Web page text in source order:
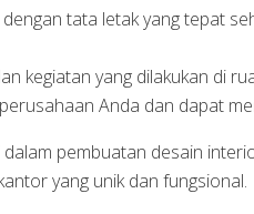
tata letak yang tepat
kegiatan yang dilakukan di
Anda dan dapat
pembuatan desain
yang unik dan fungsional.